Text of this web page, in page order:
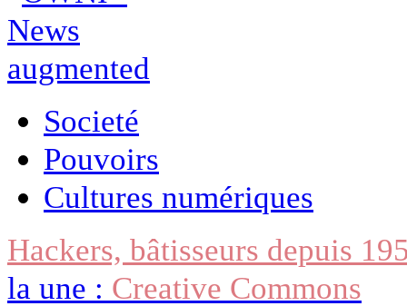
Societé
Pouvoirs
Cultures numériques
Hackers, bâtisseurs depuis
la une : Creative Commons